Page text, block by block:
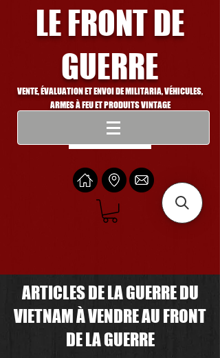
LE FRONT DE
GUERRE
VENTE, ÉVALUATION ET ENVOI DE MILITARIA, VÉHICULES,
ARMES À FEU ET PRODUITS VINTAGE
Se connecter
ARTICLES DE LA GUERRE DU
VIETNAM À VENDRE AU FRONT
DE LA GUERRE